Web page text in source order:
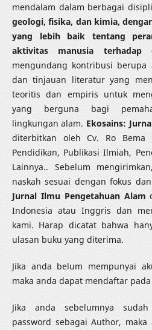
mendalam dalam berbagai
geologi, fisika, dan kimia,
yang lebih baik tentang
aktivitas manusia terhadap
mengundang kontribusi berupa
dan tinjauan literatur yang
teoritis dan empiris untuk
yang berguna bagi
lingkungan alam. Ekosains:
diterbitkan oleh Cv. Ro Bema
Pendidikan, Publikasi Ilmiah,
Lainnya.. Sebelum
naskah sesuai dengan fokus
Jurnal Ilmu Pengetahuan Alam
Indonesia atau Inggris dan
kami. Harap dicatat bahwa
ulasan buku yang diterima.
Jika anda belum mempunyai
maka anda dapat mendaftar
Jika anda sebelumnya
password sebagai Author,